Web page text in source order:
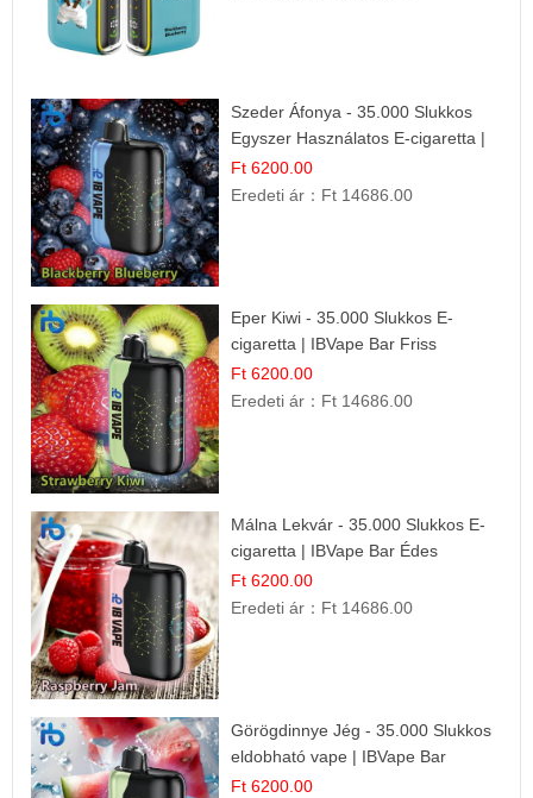
Szeder Áfonya - 35.000 Slukkos
Egyszer Használatos E-cigaretta |
Prémium Ízélmény
Ft 6200.00
Eredeti ár： Ft 14686.00
Eper Kiwi - 35.000 Slukkos E-
cigaretta | IBVape Bar Friss
Gyümölcs Ízek
Ft 6200.00
Eredeti ár： Ft 14686.00
Málna Lekvár - 35.000 Slukkos E-
cigaretta | IBVape Bar Édes
Gyümölcs Íz
Ft 6200.00
Eredeti ár： Ft 14686.00
Görögdinnye Jég - 35.000 Slukkos
eldobható vape | IBVape Bar
Frissítő Nyári Íz
Ft 6200.00